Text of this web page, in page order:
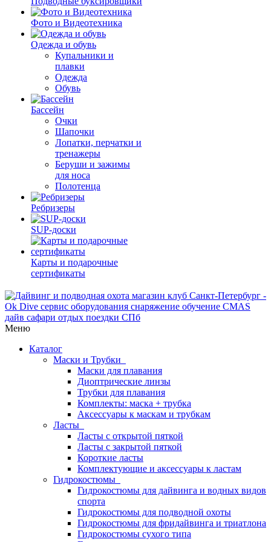
Фото и Видеотехника
Одежда и обувь
Купальники и
плавки
Одежда
Обувь
Бассейн
Очки
Шапочки
Лопатки, перчатки и
тренажеры
Беруши и зажимы
для носа
Полотенца
Ребризеры
SUP-доски
Карты и подарочные
сертификаты
Меню
Каталог
Маски и Трубки
Маски для плавания
Диоптрические линзы
Трубки для плавания
Комплекты: маска + трубка
Аксессуары к маскам и трубкам
Ласты
Ласты с открытой пяткой
Ласты с закрытой пяткой
Короткие ласты
Комплектующие и аксессуары к ластам
Гидрокостюмы
Гидрокостюмы для дайвинга и водных видов
спорта
Гидрокостюмы для подводной охоты
Гидрокостюмы для фридайвинга и триатлона
Гидрокостюмы сухого типа